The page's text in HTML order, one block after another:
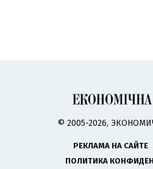
© 2005-2026,
РЕКЛАМА НА САЙТЕ
ПОЛИТИКА